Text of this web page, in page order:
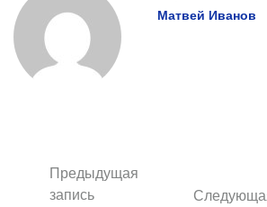
Матвей Иванов
Предыдущая
запись